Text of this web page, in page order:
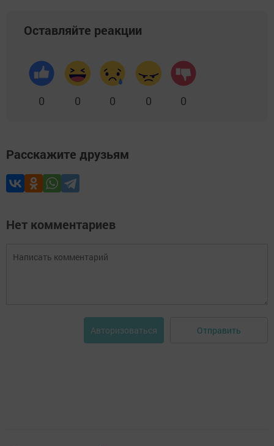
Оставляйте реакции
0 0 0 0 0
Расскажите друзьям
Нет комментариев
Авторизоваться Отправить